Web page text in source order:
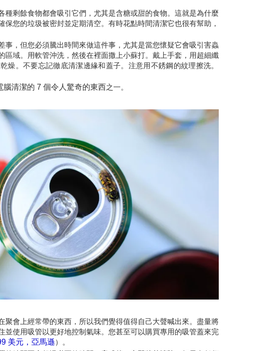
種剩餘食物都會吸引它們，尤其是含糖或甜的食物。這就是為什麼
保您的垃圾被密封並定期清空。有時花點時間清潔它也很有幫助，
事，但您必須騰出時間來做這件事，尤其是當您懷疑它會吸引害蟲
區域。用軟管沖洗，然後在裡面撒上小蘇打。戴上手套，用超細纖
燥。不要忘記徹底清潔邊緣和蓋子。注意用不銹鋼的紋理擦洗。
清潔的 7 個令人驚奇的東西之一。
聚會上經常帶的東西，所以我們覺得值得自己大聲喊出來。盡量將
並使用吸管以更好地控制氣味。您甚至可以購買專用的吸管蓋來完
美元，亞馬遜）。